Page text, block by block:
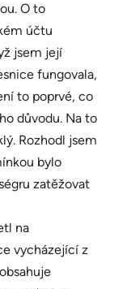
O to
účtu
jsem její
fungovala,
to poprvé, co
důvodu. Na to
Rozhodl jsem
bylo
zatěžovat
na
vycházející z